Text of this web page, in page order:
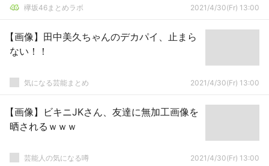
欅坂46まとめラボ 2021/4/30(Fr) 13:00
【画像】田中美久ちゃんのデカパイ、止まら
ない！！
気になる芸能まとめ 2021/4/30(Fr) 13:00
【画像】ビキニJKさん、友達に無加工画像を
晒されるｗｗｗ
芸能人の気になる噂 2021/4/30(Fr) 13:00